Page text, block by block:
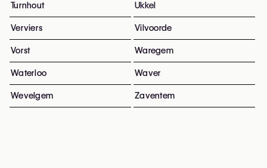
Turnhout Ukkel
Verviers Vilvoorde
Vorst Waregem
Waterloo Waver
Wevelgem Zaventem